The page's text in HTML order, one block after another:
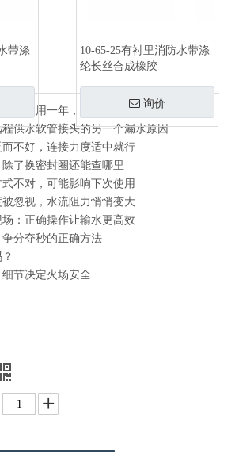
带涤
10-65-25有衬里消防水带涤
纶长丝合成橡胶
询价
年有的用一年，差别在存放方式
供水软管接头的另一个漏水原因
不好，连接力度适中就行
了换密封圈还能查哪里
不对，可能影响下次使用
忽视，水流阻力悄悄变大
：正确操作让输水更高效
分夺秒的正确方法
节决定火场安全